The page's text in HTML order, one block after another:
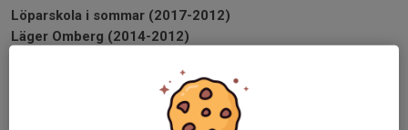
Löparskola i sommar (2017-2012)
Läger Omberg (2014-2012)
Löparskola (måndag–fredag).